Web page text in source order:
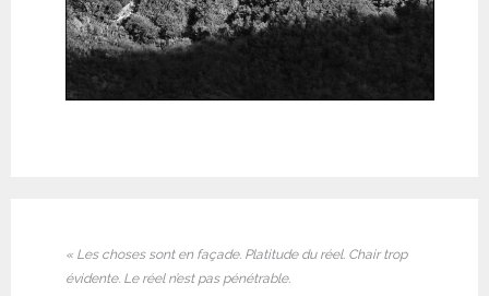
« Les choses sont en façade. Platitude du réel. Chair trop
évidente. Le réel n’est pas pénétrable.